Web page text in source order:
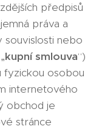
předpisů
práva a
souvislosti nebo
kupní smlouva“)
fyzickou osobou
internetového
obchod je
stránce